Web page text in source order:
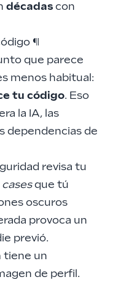
décadascon
¶
que parece
menos habitual:
tu código. Eso
la IA, las
dependencias de
revisa tu
que tú
oscuros
provoca un
previó.
tiene un
de perfil.